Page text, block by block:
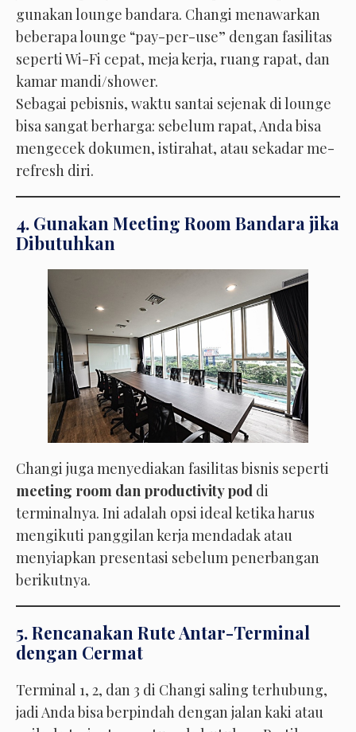
gunakan lounge bandara. Changi menawarkan
beberapa lounge “pay-per-use” dengan fasilitas
seperti Wi-Fi cepat, meja kerja, ruang rapat, dan
kamar mandi/shower.
Sebagai pebisnis, waktu santai sejenak di lounge
bisa sangat berharga: sebelum rapat, Anda bisa
mengecek dokumen, istirahat, atau sekadar me-
refresh diri.
4. Gunakan Meeting Room Bandara jika
Dibutuhkan
Changi juga menyediakan fasilitas bisnis seperti
meeting room dan productivity pod di
terminalnya. Ini adalah opsi ideal ketika harus
mengikuti panggilan kerja mendadak atau
menyiapkan presentasi sebelum penerbangan
berikutnya.
5. Rencanakan Rute Antar-Terminal
dengan Cermat
Terminal 1, 2, dan 3 di Changi saling terhubung,
jadi Anda bisa berpindah dengan jalan kaki atau